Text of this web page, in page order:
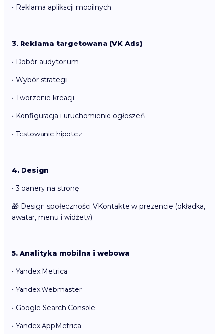
• Reklama aplikacji mobilnych
3. Reklama targetowana (VK Ads)
• Dobór audytorium
• Wybór strategii
• Tworzenie kreacji
• Konfiguracja i uruchomienie ogłoszeń
• Testowanie hipotez
4. Design
• 3 banery na stronę
🎁 Design społeczności VKontakte w prezencie (okładka,
awatar, menu i widżety)
5. Analityka mobilna i webowa
• Yandex.Metrica
• Yandex.Webmaster
• Google Search Console
• Yandex.AppMetrica